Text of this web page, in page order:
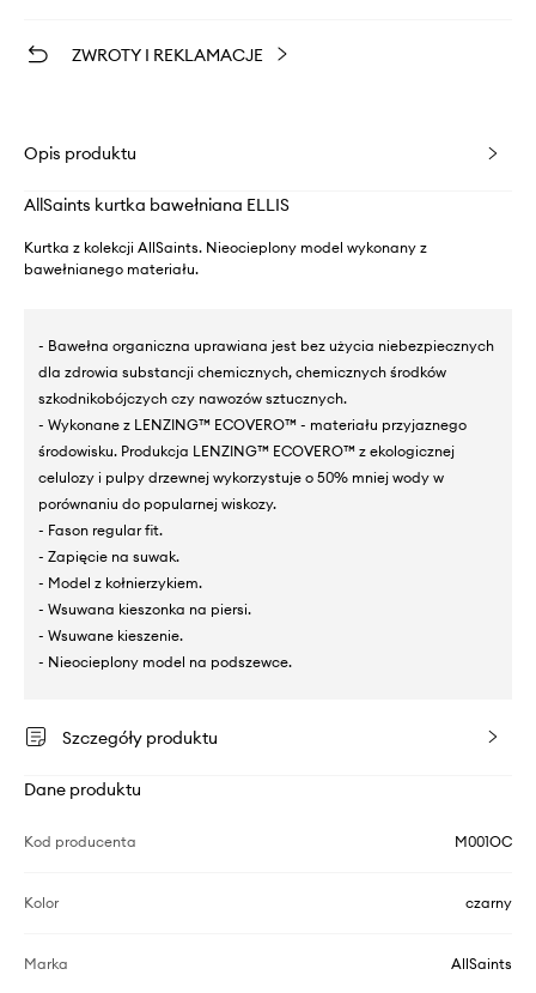
ZWROTY I REKLAMACJE
Opis produktu
AllSaints kurtka bawełniana ELLIS
Kurtka z kolekcji AllSaints. Nieocieplony model wykonany z
bawełnianego materiału.
- Bawełna organiczna uprawiana jest bez użycia niebezpiecznych
dla zdrowia substancji chemicznych, chemicznych środków
szkodnikobójczych czy nawozów sztucznych.
- Wykonane z LENZING™ ECOVERO™ - materiału przyjaznego
środowisku. Produkcja LENZING™ ECOVERO™ z ekologicznej
celulozy i pulpy drzewnej wykorzystuje o 50% mniej wody w
porównaniu do popularnej wiskozy.
- Fason regular fit.
- Zapięcie na suwak.
- Model z kołnierzykiem.
- Wsuwana kieszonka na piersi.
- Wsuwane kieszenie.
- Nieocieplony model na podszewce.
Szczegóły produktu
Dane produktu
Kod producenta M001OC
Kolor czarny
Marka AllSaints